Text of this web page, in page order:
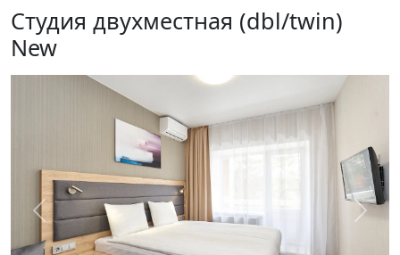
Студия двухместная (dbl/twin)
New
Предыдущий